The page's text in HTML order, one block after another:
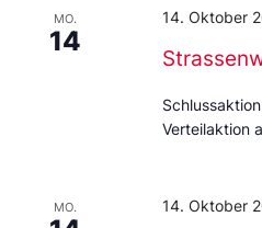
MO.
14
14. Oktober
Verteilaktion
MO. 14. Oktober